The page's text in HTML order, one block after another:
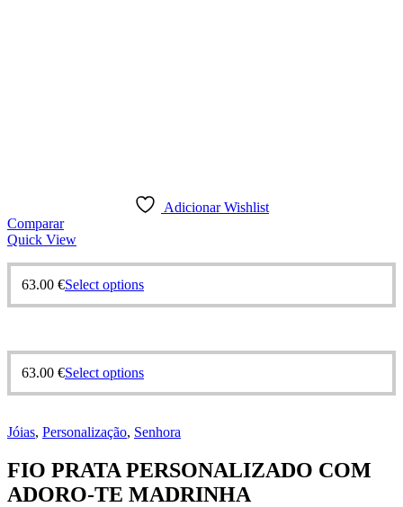
Adicionar Wishlist
Comparar
Quick View
63.00 €Select options
63.00 €Select options
Jóias, Personalização, Senhora
FIO PRATA PERSONALIZADO COM
ADORO-TE MADRINHA